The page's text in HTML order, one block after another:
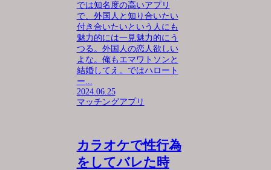
では知名度の高いアプリ
で、外国人と知り合いたい
付き合いたいという人にも
魅力的には一見魅力的にう
つる。外国人の恋人欲しい
よな。俺もエマワトソンと
結婚してえ。ではハロート
ー...
2024.06.25
マッチングアプリ
カラオケで性行為
をしてバレた時